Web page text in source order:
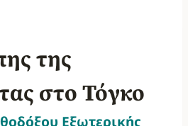
της
στο Τόγκο
Εξωτερικής